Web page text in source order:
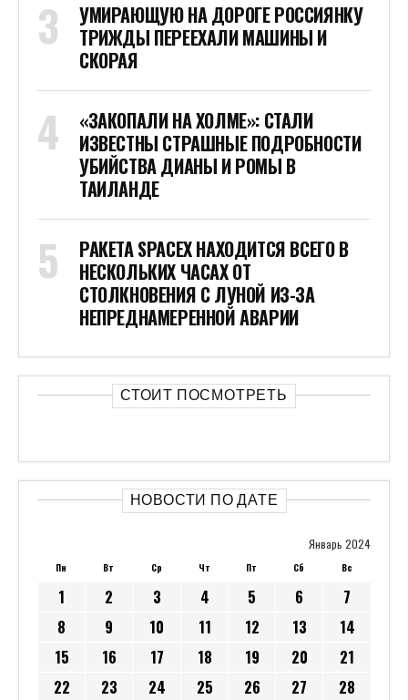
УМИРАЮЩУЮ НА ДОРОГЕ РОССИЯНКУ
ТРИЖДЫ ПЕРЕЕХАЛИ МАШИНЫ И
СКОРАЯ
«ЗАКОПАЛИ НА ХОЛМЕ»: СТАЛИ
ИЗВЕСТНЫ СТРАШНЫЕ ПОДРОБНОСТИ
УБИЙСТВА ДИАНЫ И РОМЫ В
ТАИЛАНДЕ
РАКЕТА SPACEX НАХОДИТСЯ ВСЕГО В
НЕСКОЛЬКИХ ЧАСАХ ОТ
СТОЛКНОВЕНИЯ С ЛУНОЙ ИЗ-ЗА
НЕПРЕДНАМЕРЕННОЙ АВАРИИ
СТОИТ ПОСМОТРЕТЬ
НОВОСТИ ПО ДАТЕ
Январь 2024
Пн Вт Ср Чт Пт Сб Вс
1 2 3 4 5 6
7
8
9 10 11 12 13
14
15
16 17 18 19 20
21
22
23 24 25 26 27
28